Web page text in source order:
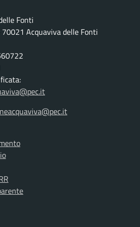
Fonti
Acquaviva delle Fonti